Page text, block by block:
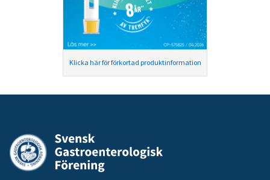
Klicka här för förkortad produktinformation